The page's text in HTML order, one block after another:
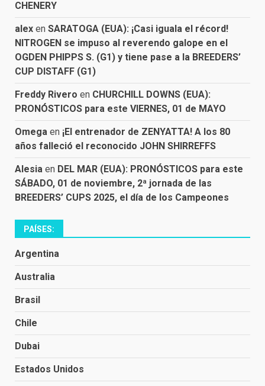
CHENERY
alex en SARATOGA (EUA): ¡Casi iguala el récord!
NITROGEN se impuso al reverendo galope en el
OGDEN PHIPPS S. (G1) y tiene pase a la BREEDERS’
CUP DISTAFF (G1)
Freddy Rivero en CHURCHILL DOWNS (EUA):
PRONÓSTICOS para este VIERNES, 01 de MAYO
Omega en ¡El entrenador de ZENYATTA! A los 80
años falleció el reconocido JOHN SHIRREFFS
Alesia en DEL MAR (EUA): PRONÓSTICOS para este
SÁBADO, 01 de noviembre, 2ª jornada de las
BREEDERS’ CUPS 2025, el día de los Campeones
PAÍSES:
Argentina
Australia
Brasil
Chile
Dubai
Estados Unidos